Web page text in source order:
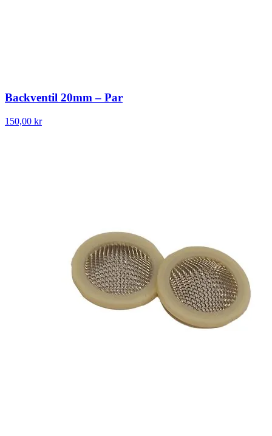
Backventil 20mm – Par
150,00 kr